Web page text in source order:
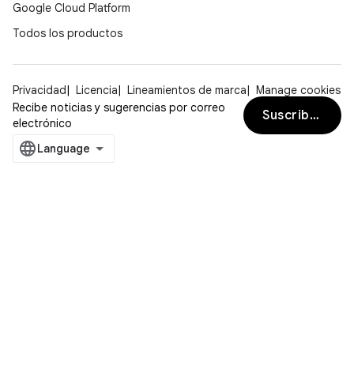
Google Cloud Platform
Todos los productos
Privacidad Licencia Lineamientos de marca
Manage cookies
Recibe noticias y sugerencias por correo
electrónico
Suscribirse